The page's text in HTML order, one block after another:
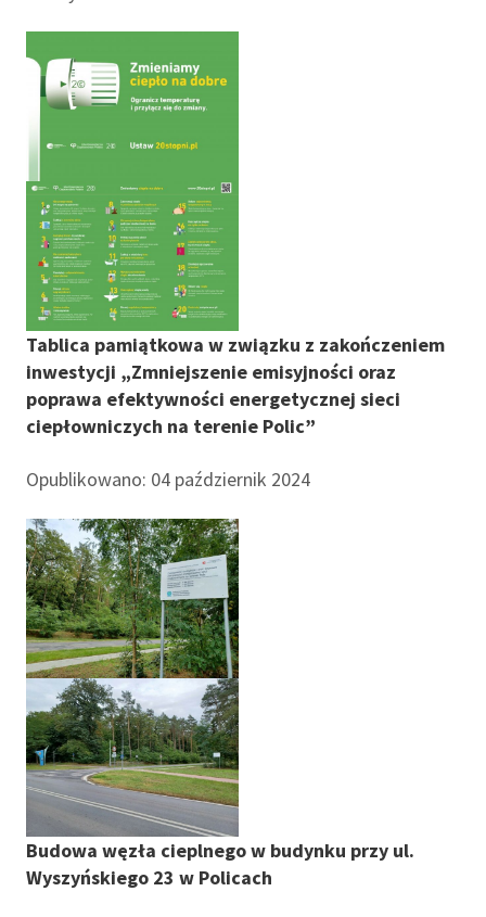
Tablica pamiątkowa w związku z zakończeniem
inwestycji „Zmniejszenie emisyjności oraz
poprawa efektywności energetycznej sieci
ciepłowniczych na terenie Polic”
Opublikowano: 04 październik 2024
Budowa węzła cieplnego w budynku przy ul.
Wyszyńskiego 23 w Policach